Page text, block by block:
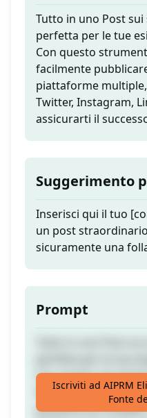
Tutto in uno Post
perfetta per le tue
Con questo
facilmente
piattaforme
Twitter, Instagram,
assicurarti il
Suggerimento
Inserisci qui il tuo
un post
sicuramente una
Prompt
Con questo
facilmente
piattaforme
Iscriviti ad AIPRM
Fonte